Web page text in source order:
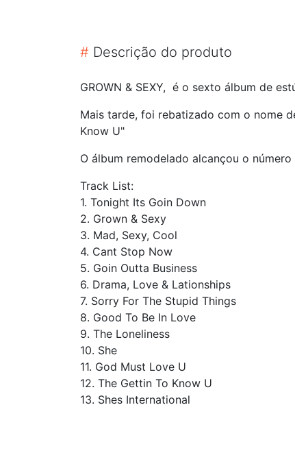
# Descrição do produto
GROWN & SEXY, é o sexto álbum de
Mais tarde, foi rebatizado com o nome
Know U"
O álbum remodelado alcançou o
Track List:
1. Tonight Its Goin Down
2. Grown & Sexy
3. Mad, Sexy, Cool
4. Cant Stop Now
5. Goin Outta Business
6. Drama, Love & Lationships
7. Sorry For The Stupid Things
8. Good To Be In Love
9. The Loneliness
10. She
11. God Must Love U
12. The Gettin To Know U
13. Shes International